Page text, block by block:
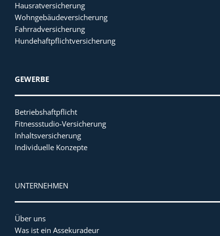
Hausratversicherung
Wohngebäudeversicherung
Fahrradversicherung
Hundehaftpflichtversicherung
GEWERBE
Betriebshaftpflicht
Fitnessstudio-Versicherung
Inhaltsversicherung
Individuelle Konzepte
UNTERNEHMEN
Über uns
Was ist ein Assekuradeur